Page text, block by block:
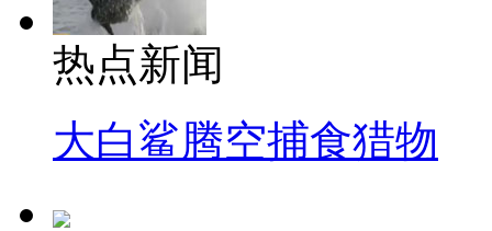
热点新闻
大白鲨腾空捕食猎物